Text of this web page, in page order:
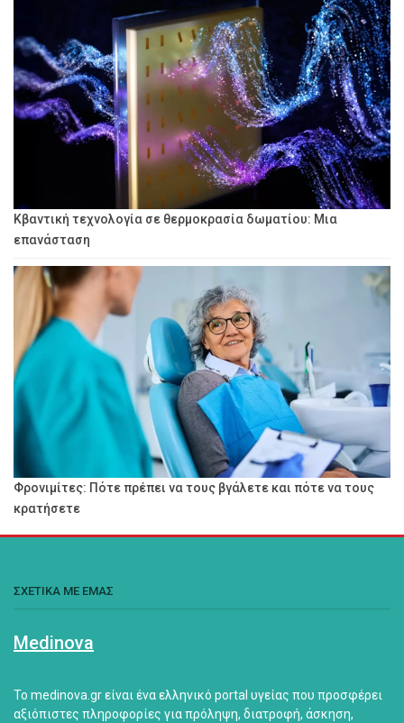
Κβαντική τεχνολογία σε θερμοκρασία δωματίου: Μια
επανάσταση
Φρονιμίτες: Πότε πρέπει να τους βγάλετε και πότε να τους
κρατήσετε
ΣΧΕΤΙΚΑ ΜΕ ΕΜΑΣ
Medinova
Το medinova.gr είναι ένα ελληνικό portal υγείας που προσφέρει
αξιόπιστες πληροφορίες για πρόληψη, διατροφή, άσκηση,